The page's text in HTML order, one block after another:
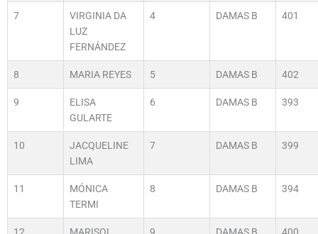
7
VIRGINIA DA
LUZ
FERNÁNDEZ
4 DAMAS B 401
8 MARIA REYES 5 DAMAS B 402
9
ELISA
GULARTE
6 DAMAS B 393
10
JACQUELINE
LIMA
7 DAMAS B 399
11
MÓNICA
TERMI
8 DAMAS B 394
12 MARISOL 9 DAMAS B 400